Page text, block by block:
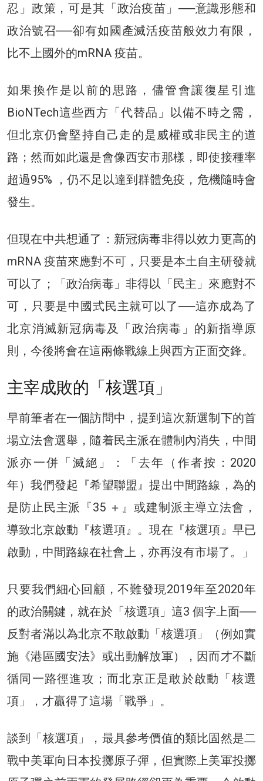
忍」政策，可是其「政治疫苗」──意識形態和
政治號召──卻有如國產滅活疫苗般效力有限，
比不上國外的mRNA 疫苗。
如果換作是以前的思路，儘管會讓復星引進
BioNTech這些西方「代替品」以備不時之需，
但北京仍會堅持自己走的是威權或非民主的道
路；然而如此還是會像西安市那樣，即使接種率
超過95% ，仍不足以達到群體免疫，危機隨時會
發生。
但現在中共想通了：新冠病毒非得以效力更高的
mRNA 疫苗來應對不可，只要是本土自主研發就
可以了；「政治病毒」非得以「民主」來應對不
可，只要是中國式民主就可以了──這亦成為了
北京消滅新冠病毒及「政治病毒」的新指導原
則，今後將會在這兩條戰線上與西方正面交鋒。
主宰成敗的「核選項」
早前筆者在一個訪問中，提到這次新選制下的首
場立法會選舉，隨着民主派在體制內消失，中間
派亦一併「滅絕」：「去年（作者按：2020
年）我們發起『希望聯盟』提出中間路線，為的
是防止民主派『35 ＋』或建制派主導立法會，
導致北京啟動『核選項』。現在『核選項』早已
啟動，中間路線在社會上，亦再沒有市場了。」
只要我們細心回顧，不難發現2019年至2020年
的政治關鍵，就在於「核選項」這3 個字上面──
反對者滿以為北京不敢啟動「核選項」（例如實
施《港區國安法》或出動解放軍），因而才不斷
循同一路徑進攻；而北京正是敢於啟動「核選
項」，才贏得了這場「戰爭」。
談到「核選項」，最具參考價值的類比固然是二
戰中美軍向日本投擲原子彈，但實際上美軍投擲